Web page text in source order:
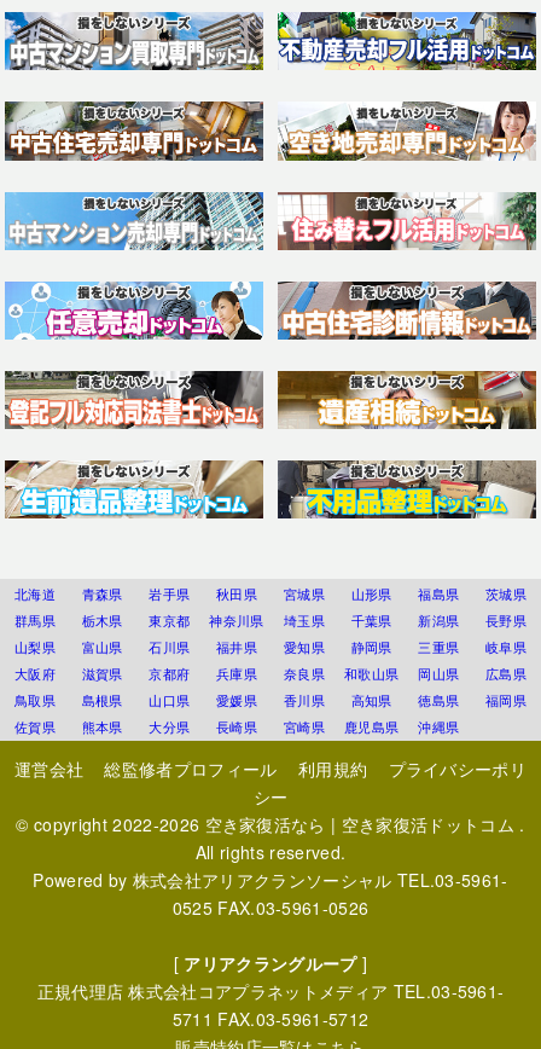
北海道 青森県 岩手県 秋田県 宮城県 山形県 福島県
茨城県
群馬県
栃木県 東京都 神奈川県 埼玉県 千葉県 新潟県
長野県
山梨県
富山県 石川県 福井県 愛知県 静岡県 三重県
岐阜県
大阪府
滋賀県 京都府 兵庫県 奈良県 和歌山県 岡山県
広島県
鳥取県
島根県 山口県 愛媛県 香川県 高知県 徳島県
福岡県
佐賀県
熊本県 大分県 長崎県 宮崎県 鹿児島県 沖縄県
運営会社 総監修者プロフィール 利用規約
プライバシーポリ
シー
© copyright 2022-2026 空き家復活なら | 空き家復活ドットコム .
All rights reserved.
Powered by 株式会社アリアクランソーシャル TEL.03-5961-
0525 FAX.03-5961-0526
[ アリアクラングループ]
正規代理店株式会社コアプラネットメディア TEL.03-5961-
5711 FAX.03-5961-5712